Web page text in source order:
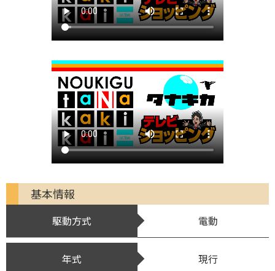
基本情報
駆動方式 電動
年式 現行